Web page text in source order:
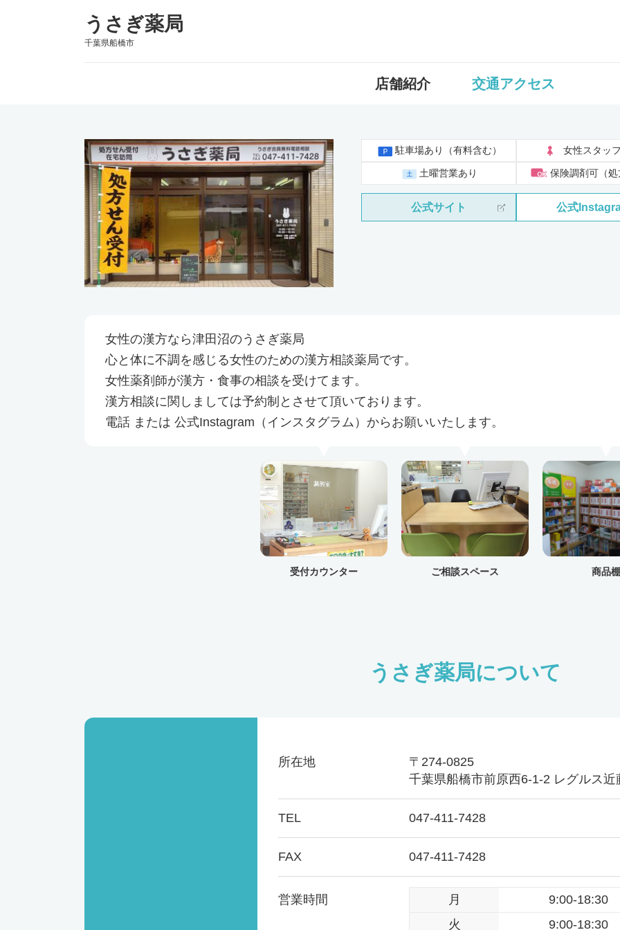
うさぎ薬局
千葉県船橋市
店舗紹介 交通アクセス
駐車場あり（有料含む） 女性スタッ
土曜営業あり 保険調剤可（
公式サイト 公式
女性の漢方なら津田沼のうさぎ薬局
心と体に不調を感じる女性のための漢方相談薬局です。
女性薬剤師が漢方・食事の相談を受けてます。
漢方相談に関しましては予約制とさせて頂いております。
電話 または 公式Instagram（インスタグラム）からお願いいたします。
受付カウンター ご相談スペース 商品棚
うさぎ薬局について
所在地
〒274-0825
千葉県船橋市前原西6-1-2 レグルス近
TEL 047-411-7428
FAX 047-411-7428
営業時間 月
9:00-18:30
火
9:00-18:30